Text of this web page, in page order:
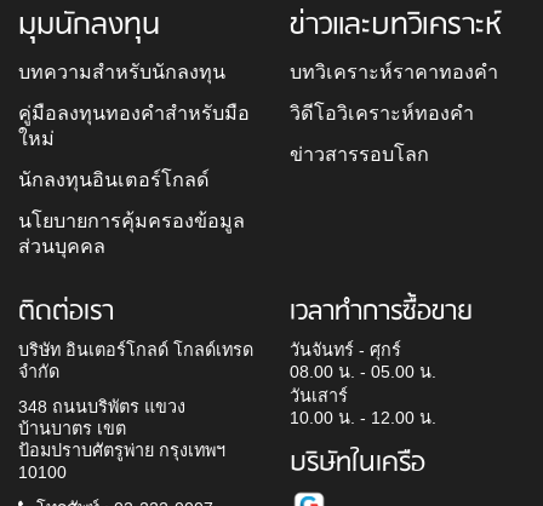
มุมนักลงทุน
บทความสำหรับนักลงทุน
คู่มือลงทุนทองคำสำหรับมือ
ใหม่
นักลงทุนอินเตอร์โกลด์
นโยบายการคุ้มครองข้อมูล
ส่วนบุคคล
ข่าวและบทวิเคราะห์
บทวิเคราะห์ราคาทองคำ
วิดีโอวิเคราะห์ทองคำ
ข่าวสารรอบโลก
ติดต่อเรา
บริษัท อินเตอร์โกลด์ โกลด์เทรด
จำกัด
348 ถนนบริพัตร แขวง
บ้านบาตร เขต
ป้อมปราบศัตรูพ่าย กรุงเทพฯ
10100
เวลาทำการซื้อขาย
วันจันทร์ - ศุกร์
08.00 น. - 05.00 น.
วันเสาร์
10.00 น. - 12.00 น.
บริษัทในเครือ